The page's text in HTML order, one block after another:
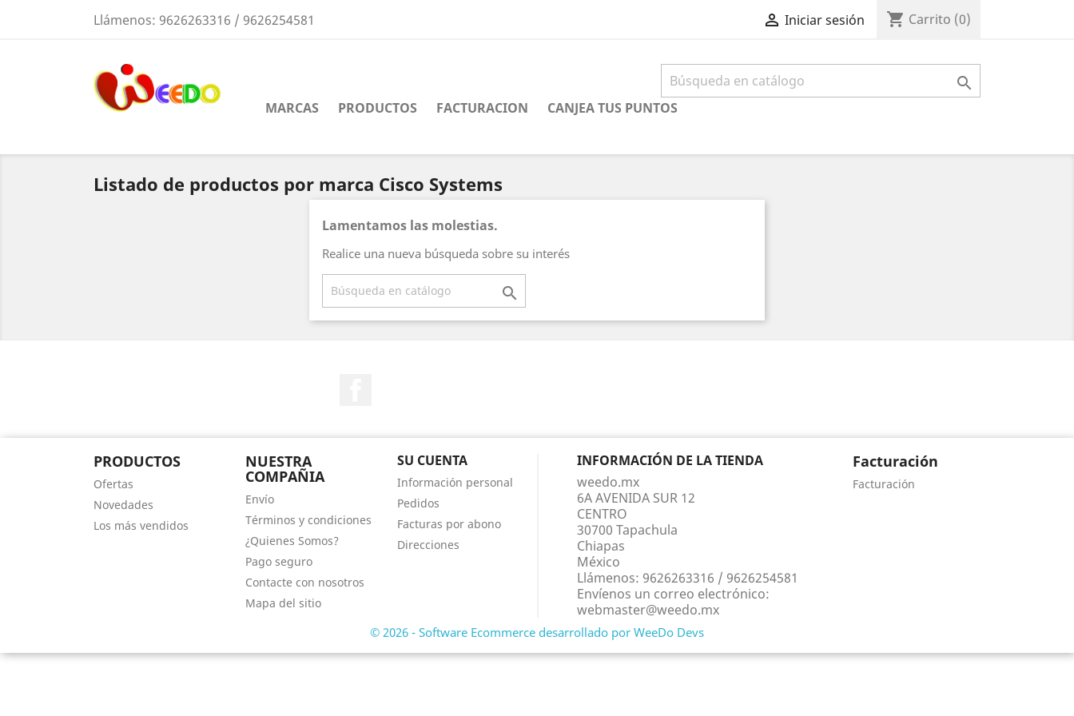
Llámenos: 9626263316 / 9626254581  Iniciar sesión shopping_cart Carrito (0)

MARCAS PRODUCTOS FACTURACION CANJEA TUS PUNTOS
Listado de productos por marca Cisco Systems
Lamentamos las molestias.
Realice una nueva búsqueda sobre su interés

PRODUCTOS
Ofertas
Novedades
Los más vendidos
NUESTRA
COMPAÑIA
Envío
Términos y condiciones
¿Quienes Somos?
Pago seguro
Contacte con nosotros
Mapa del sitio
SU CUENTA
Información personal
Pedidos
Facturas por abono
Direcciones
INFORMACIÓN DE LA TIENDA
weedo.mx
6A AVENIDA SUR 12
CENTRO
30700 Tapachula
Chiapas
México
Llámenos: 9626263316 / 9626254581
Envíenos un correo electrónico:
webmaster@weedo.mx
Facturación
Facturación
© 2026 - Software Ecommerce desarrollado por WeeDo Devs